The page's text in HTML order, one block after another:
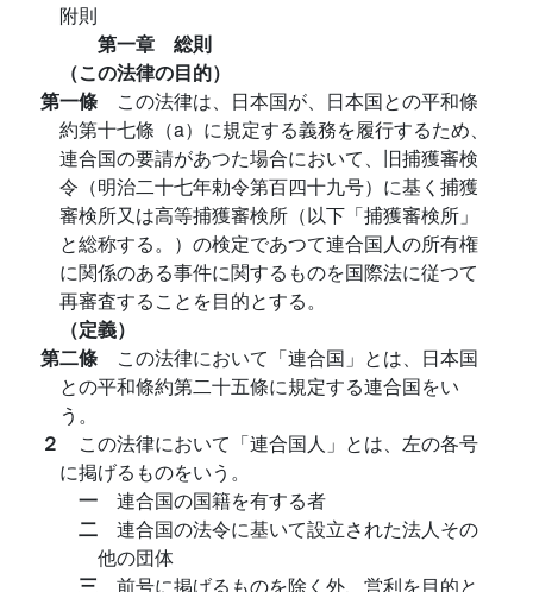
附則
第一章 総則
（この法律の目的）
第一條 この法律は、日本国が、日本国との平和條
約第十七條（a）に規定する義務を履行するため、
連合国の要請があつた場合において、旧捕獲審検
令（明治二十七年勅令第百四十九号）に基く捕獲
審検所又は高等捕獲審検所（以下「捕獲審検所」
と総称する。）の検定であつて連合国人の所有権
に関係のある事件に関するものを国際法に従つて
再審査することを目的とする。
（定義）
第二條 この法律において「連合国」とは、日本国
との平和條約第二十五條に規定する連合国をい
う。
２ この法律において「連合国人」とは、左の各号
に掲げるものをいう。
一 連合国の国籍を有する者
二 連合国の法令に基いて設立された法人その
他の団体
三 前号に掲げるものを除く外、営利を目的と